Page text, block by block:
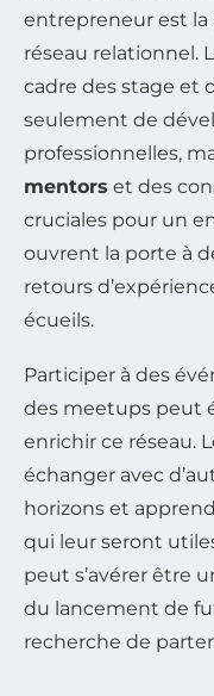
entrepreneur est
réseau relationnel.
cadre des stage et
seulement de
professionnelles,
mentors et des
cruciales pour un
ouvrent la porte à
retours
écueils.
Participer à des
des meetups peut
enrichir ce réseau.
échanger avec
horizons et
qui leur seront
peut s’avérer être
du lancement de
recherche de